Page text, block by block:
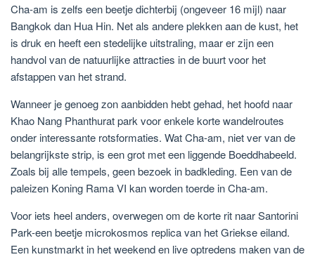
Cha-am is zelfs een beetje dichterbij (ongeveer 16 mijl) naar
Bangkok dan Hua Hin. Net als andere plekken aan de kust, het
is druk en heeft een stedelijke uitstraling, maar er zijn een
handvol van de natuurlijke attracties in de buurt voor het
afstappen van het strand.
Wanneer je genoeg zon aanbidden hebt gehad, het hoofd naar
Khao Nang Phanthurat park voor enkele korte wandelroutes
onder interessante rotsformaties. Wat Cha-am, niet ver van de
belangrijkste strip, is een grot met een liggende Boeddhabeeld.
Zoals bij alle tempels, geen bezoek in badkleding. Een van de
paleizen Koning Rama VI kan worden toerde in Cha-am.
Voor iets heel anders, overwegen om de korte rit naar Santorini
Park-een beetje microkosmos replica van het Griekse eiland.
Een kunstmarkt in het weekend en live optredens maken van de